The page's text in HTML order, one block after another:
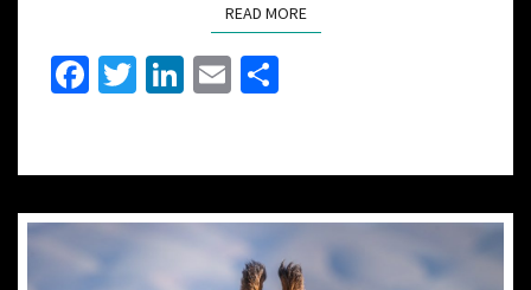
READ MORE
Fa
o
o
k
T
er
Li
dI
n
E
l
e